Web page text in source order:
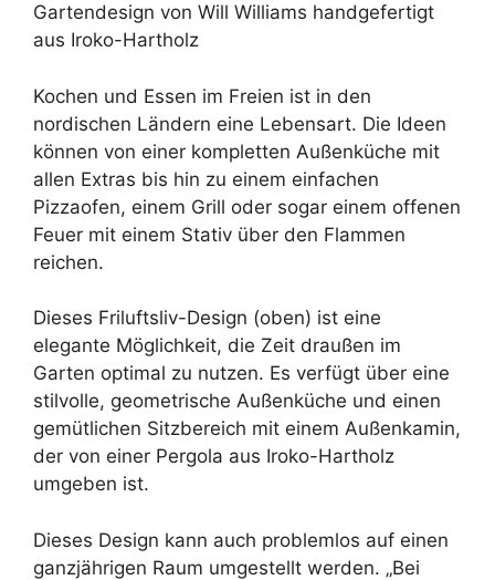
Gartendesign von Will Williams handgefertigt
aus Iroko-Hartholz
Kochen und Essen im Freien ist in den
nordischen Ländern eine Lebensart. Die Ideen
können von einer kompletten Außenküche mit
allen Extras bis hin zu einem einfachen
Pizzaofen, einem Grill oder sogar einem offenen
Feuer mit einem Stativ über den Flammen
reichen.
Dieses Friluftsliv-Design (oben) ist eine
elegante Möglichkeit, die Zeit draußen im
Garten optimal zu nutzen. Es verfügt über eine
stilvolle, geometrische Außenküche und einen
gemütlichen Sitzbereich mit einem Außenkamin,
der von einer Pergola aus Iroko-Hartholz
umgeben ist.
Dieses Design kann auch problemlos auf einen
ganzjährigen Raum umgestellt werden. „Bei